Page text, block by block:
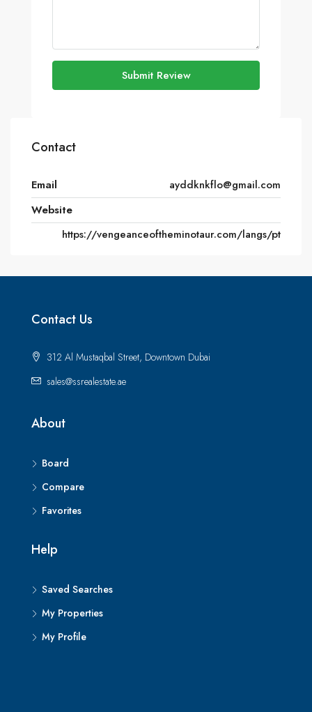
Submit Review
Contact
Email
ayddknkflo@gmail.com
Website
https://vengeanceoftheminotaur.com/langs/pt
Contact Us
312 Al Mustaqbal Street, Downtown Dubai
sales@ssrealestate.ae
About
Board
Compare
Favorites
Help
Saved Searches
My Properties
My Profile